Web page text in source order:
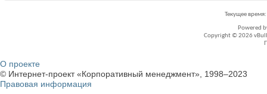
Текущее время:
Powered
Copyright © 2026
О проекте
© Интернет-проект «Корпоративный менеджмент», 1998–2023
Правовая информация